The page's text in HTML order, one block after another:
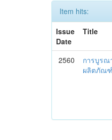
Item hits:
Issue
Date
Title
2560
การบูรณ
ผลิตภัณฑ์